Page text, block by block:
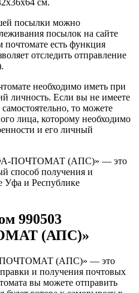
посылки можно
посылок на сайте
есть функция
отследить отправление
необходимо иметь при
личность. Если вы не имеете
то можете
лица, которому необходимо
и его личный
ПОЧТОМАТ (АПС)» — это
способ получения и
Уфа и Республике
990503
(АПС)»
ПОЧТОМАТ (АПС)» — это
и получения почтовых
вы можете отправить